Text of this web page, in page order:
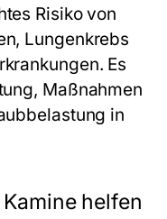
Risiko von
Lungenkrebs
Es
Maßnahmen
in
helfen